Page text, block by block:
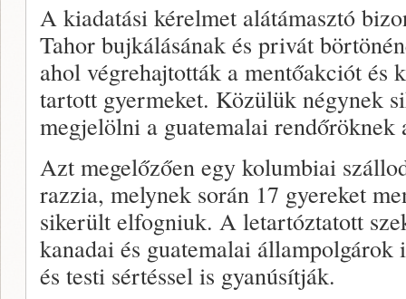
A kiadatási kérelmet alátámasztó
Tahor bujkálásának és privát
ahol végrehajtották a mentőakciót és
tartott gyermeket. Közülük négynek
megjelölni a guatemalai rendőröknek
Azt megelőzően egy kolumbiai
razzia, melynek során 17 gyereket
sikerült elfogniuk. A letartóztatott
kanadai és guatemalai
és testi sértéssel is gyanúsítják.